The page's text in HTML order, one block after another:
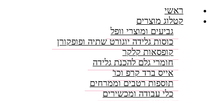
ראשי
קטלוג מוצרים
גביעים ומוצרי וופל
כוסות גלידה יוגורט שתיה ופופקורן
קופסאות קלקר
חומרי גלם להכנת גלידה
אייס ברד קרפ וכו'
תוספות רטבים וממרחים
כלי עבודה ומכשירים